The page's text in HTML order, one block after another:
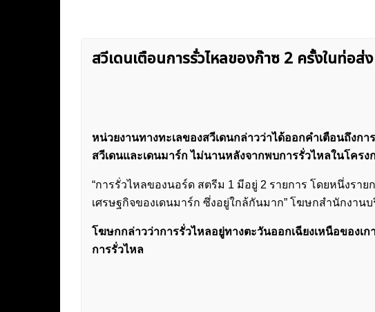
สวีเดนเตือนการรั่วไหลของก๊าซ 2 ครั้งในท่อส่ง
หน่วยงานทางทะเลของสวีเดนกล่าวว่าได้ออกคำเตือนถึง
สวีเดนและเดนมาร์ก ไม่นานหลังจากพบการรั่วไหลในโครง
“การรั่วไหลของนอร์ด สตรีม 1 มีอยู่ 2 รายการ โดยหนึ่งรา
เศรษฐกิจของเดนมาร์ก ซึ่งอยู่ใกล้กันมาก” โฆษกสำนักงานบ
โฆษกกล่าวว่าการรั่วไหลอยู่ทางตะวันออกเฉียงเหนือของเ
การรั่วไหล